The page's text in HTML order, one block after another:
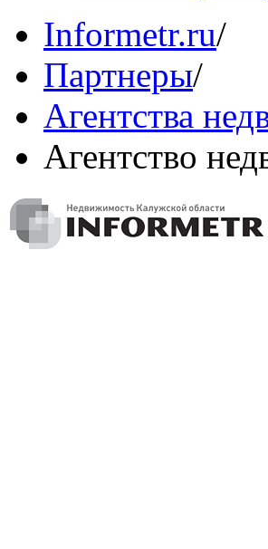
Informetr.ru/
Партнеры/
Агентства
Агентство